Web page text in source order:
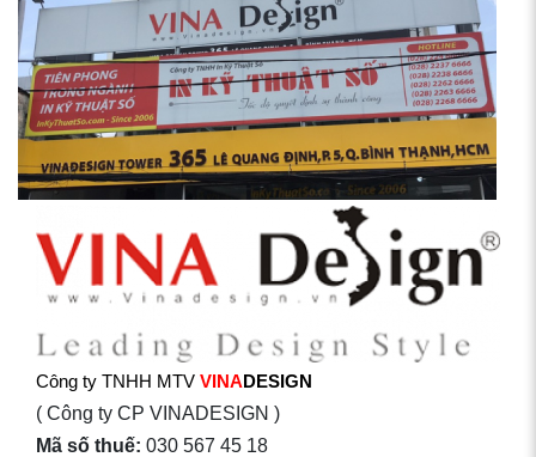
Công ty TNHH MTV VINADESIGN
( Công ty CP VINADESIGN )
Mã số thuế: 030 567 45 18